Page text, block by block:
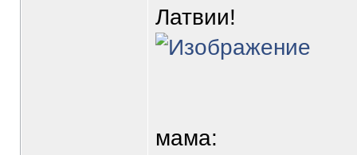
Латвии!
мама: